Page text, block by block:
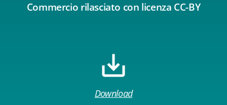
Commercio rilasciato con licenza CC-BY
Download